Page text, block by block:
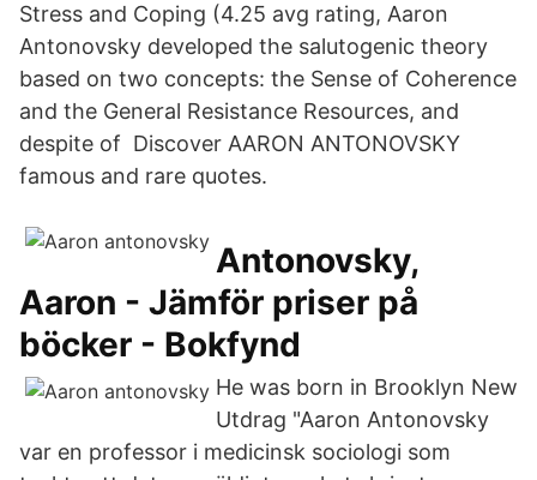
Stress and Coping (4.25 avg rating, Aaron
Antonovsky developed the salutogenic theory
based on two concepts: the Sense of Coherence
and the General Resistance Resources, and
despite of Discover AARON ANTONOVSKY
famous and rare quotes.
Antonovsky,
Aaron - Jämför priser på
böcker - Bokfynd
He was born in Brooklyn New
Utdrag "Aaron Antonovsky
var en professor i medicinsk sociologi som